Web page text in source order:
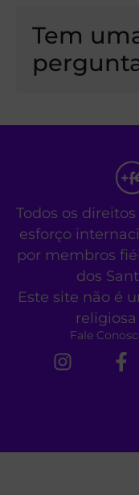
Tem
Todos os
esforço
por membros
dos
Este site não é
Fale